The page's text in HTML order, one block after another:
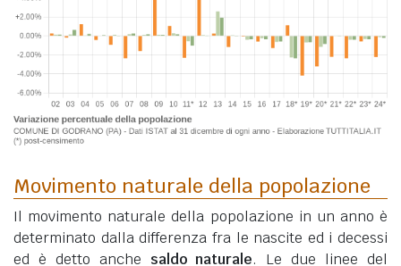
Movimento naturale della popolazione
Il movimento naturale della popolazione in un anno è
determinato dalla differenza fra le nascite ed i decessi
ed è detto anche saldo naturale. Le due linee del